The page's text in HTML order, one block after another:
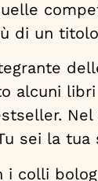
di un
alcuni
sei la tua
i colli